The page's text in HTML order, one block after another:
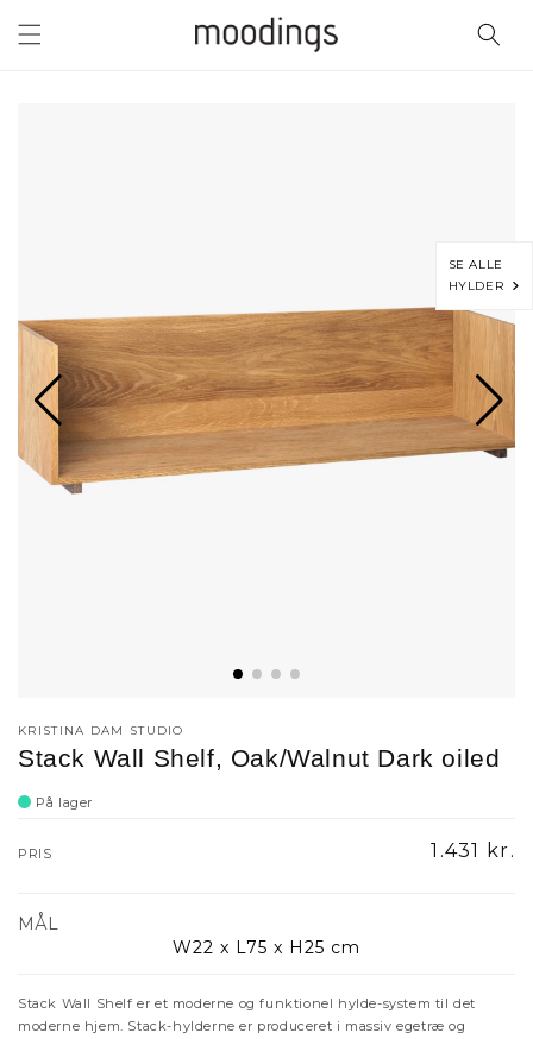
indhold
KRISTINA DAM STUDIO
SE ALLE
HYLDER
Stack Wall Shelf, Oak/Walnut Dark oiled
På lager
PRIS 1.431 kr.
MÅL
W22 x L75 x H25 cm
Stack Wall Shelf er et moderne og funktionel hylde-system til det
moderne hjem. Stack-hylderne er produceret i massiv egetræ og